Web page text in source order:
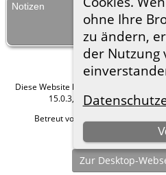
ohne Ihre
zu ändern,
der Nutzung
Notizen
Mit dieser
lebende Person
aus
Diese Website läuft mit
15.0.3, programmiert von
Betreut von
Hier geht es
Zur Desktop-